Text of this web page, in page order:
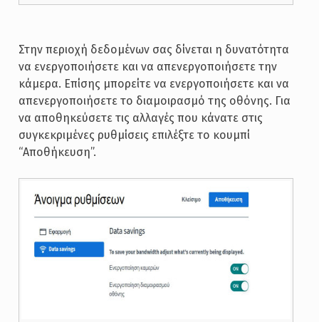
Στην περιοχή δεδομένων σας δίνεται η δυνατότητα
να ενεργοποιήσετε και να απενεργοποιήσετε την
κάμερα. Επίσης μπορείτε να ενεργοποιήσετε και να
απενεργοποιήσετε το διαμοιρασμό της οθόνης. Για
να αποθηκεύσετε τις αλλαγές που κάνατε στις
συγκεκριμένες ρυθμίσεις επιλέξτε το κουμπί
“Αποθήκευση”.